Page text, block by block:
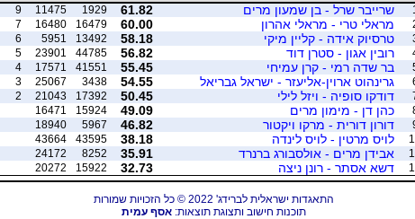
1
שרייבר שרל - בן שמעון מרים 61.82
1929
11475
9
מראלי טרי - מראלי אהרון 60.00
16479
16480
7
טרסיוק אידה - קליין מיקי 58.18
13492
5951
6
רובין אגון - סטרן דוד 56.82
44785
23901
5
בר שדה רמי - קרן עמיחי 55.45
41551
17571
4
גרינהוט ארוין-אליעזר - ישראל גבריאל 54.55
3438
25067
3
דודקו סופיה - ויזל לילי 50.45
17392
21043
2
כהן דן - מימון מרים 49.09
15924
16471
דורון דורית - מרקו ויקטור 46.82
5967
18940
לויס מרטין - לויס לינדה 38.18
43595
43664
אבידן מרים - אולסבורג ברנרד 35.91
8252
24172
דשא אסתר - רונן ניצה 32.73
15922
20272
התאגדות ישראלית לברידג' 2022 © כל הזכויות שמורות
תוכנות חישוב ותצוגת תוצאות:אסף עמית